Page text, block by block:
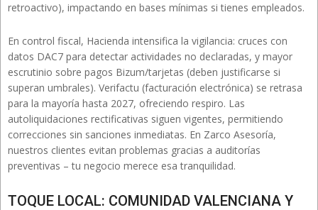
retroactivo), impactando en bases mínimas si tienes empleados.
En control fiscal, Hacienda intensifica la vigilancia: cruces con
datos DAC7 para detectar actividades no declaradas, y mayor
escrutinio sobre pagos Bizum/tarjetas (deben justificarse si
superan umbrales). Verifactu (facturación electrónica) se retrasa
para la mayoría hasta 2027, ofreciendo respiro. Las
autoliquidaciones rectificativas siguen vigentes, permitiendo
correcciones sin sanciones inmediatas. En Zarco Asesoría,
nuestros clientes evitan problemas gracias a auditorías
preventivas – tu negocio merece esa tranquilidad.
TOQUE LOCAL: COMUNIDAD VALENCIANA Y